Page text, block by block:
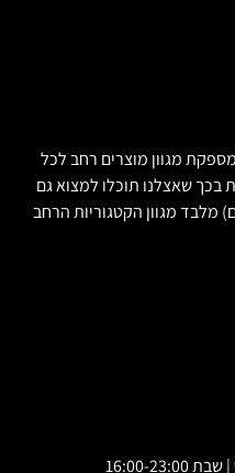
מגוון מוצרים רחב לכל
בכך שאצלנו תוכלו למצוא גם
) מלבד מגוון הקטגוריות הרחב